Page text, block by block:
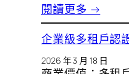
閱讀更多 →
企業級多租戶認
2026 年 3 月 18 日